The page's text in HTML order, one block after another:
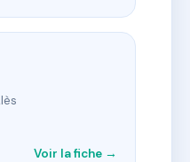
Voir la fiche →